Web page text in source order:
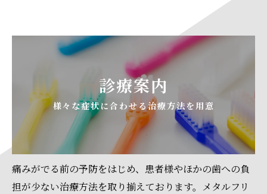
診療案内
様々な症状に合わせる治療方法を用意
痛みがでる前の予防をはじめ、患者様やほかの歯への負
担が少ない治療方法を取り揃えております。メタルフリ